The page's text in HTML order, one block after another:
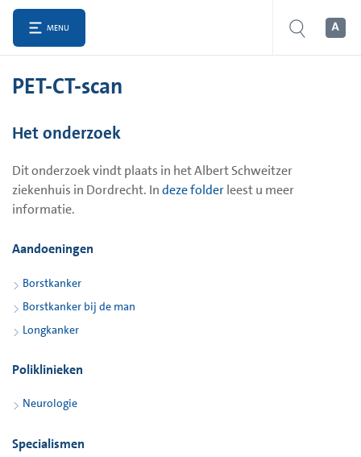
MENU
PET-CT-scan
Het onderzoek
Dit onderzoek vindt plaats in het Albert Schweitzer
ziekenhuis in Dordrecht. Indeze folderleest u meer
informatie.
Aandoeningen
Borstkanker
Borstkanker bij de man
Longkanker
Poliklinieken
Neurologie
Specialismen